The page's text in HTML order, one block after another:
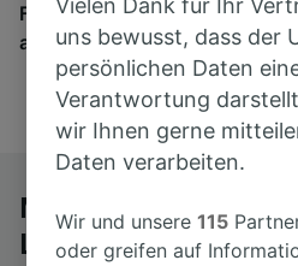
Finden Sie hier Fahrkarten
als 170 Bahn- und
Mit dem Fernbus von
Lissabon
Vielen Dank für Ihr
uns bewusst, dass der
persönlichen Daten
Verantwortung
wir Ihnen gerne
Daten verarbeiten.
Wir und unsere115
oder greifen auf